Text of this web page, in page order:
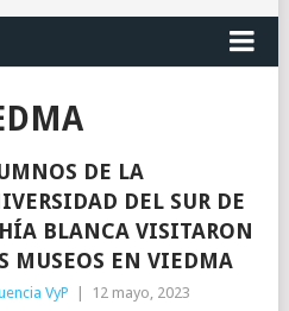
DE LA
DEL SUR DE
BLANCA VISITARON
MUSEOS EN VIEDMA
VyP 12 mayo, 2023